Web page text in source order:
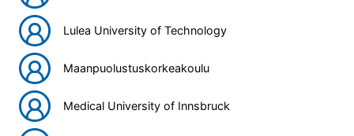
Lulea University of Technology
Maanpuolustuskorkeakoulu
Medical University of Innsbruck